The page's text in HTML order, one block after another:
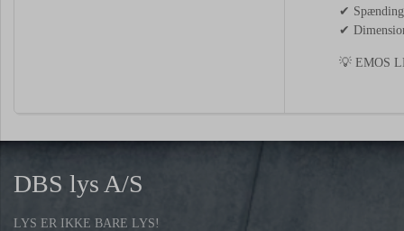
✔
✔
💡 EMOS
DBS lys A/S
LYS ER IKKE BARE LYS!